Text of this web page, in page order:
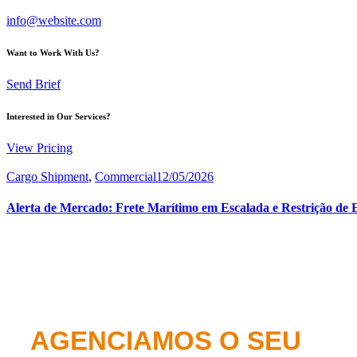
info@website.com
Want to Work With Us?
Send Brief
Interested in Our Services?
View Pricing
Cargo Shipment, Commercial12/05/2026
Alerta de Mercado: Frete Marítimo em Escalada e Restrição de
AGENCIAMOS O SEU